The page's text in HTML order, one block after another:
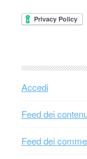
Accedi
Feed dei
Feed dei